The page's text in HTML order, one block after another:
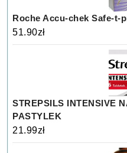
Roche Accu-chek Safe-t-
51.90zł
STREPSILS INTENSIVE
PASTYLEK
21.99zł